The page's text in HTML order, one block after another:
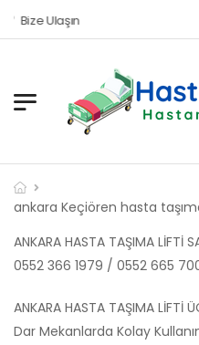
Bize Ulaşın
ankara Keçiören hasta
ANKARA HASTA TAŞIMA LİFTİ
0552 366 1979 / 0552 665
ANKARA HASTA TAŞIMA LİFTİ
Dar Mekanlarda Kolay